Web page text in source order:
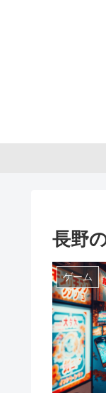
長野
ゲーム